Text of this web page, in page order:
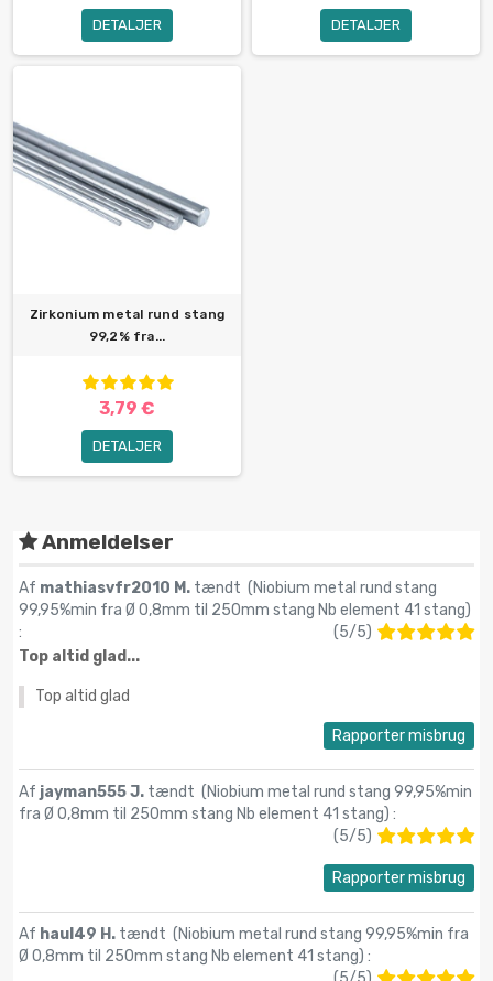
DETALJER DETALJER
Zirkonium metal rund stang
99,2% fra...
3,79 €
DETALJER
Anmeldelser
Af mathiasvfr2010 M. tændt (Niobium metal rund stang
99,95%min fra Ø 0,8mm til 250mm stang Nb element 41 stang)
:
(5/5)
Top altid glad...
Top altid glad
Rapporter misbrug
Af jayman555 J. tændt (Niobium metal rund stang 99,95%min
fra Ø 0,8mm til 250mm stang Nb element 41 stang) :
(5/5)
Rapporter misbrug
Af haul49 H. tændt (Niobium metal rund stang 99,95%min fra
Ø 0,8mm til 250mm stang Nb element 41 stang) :